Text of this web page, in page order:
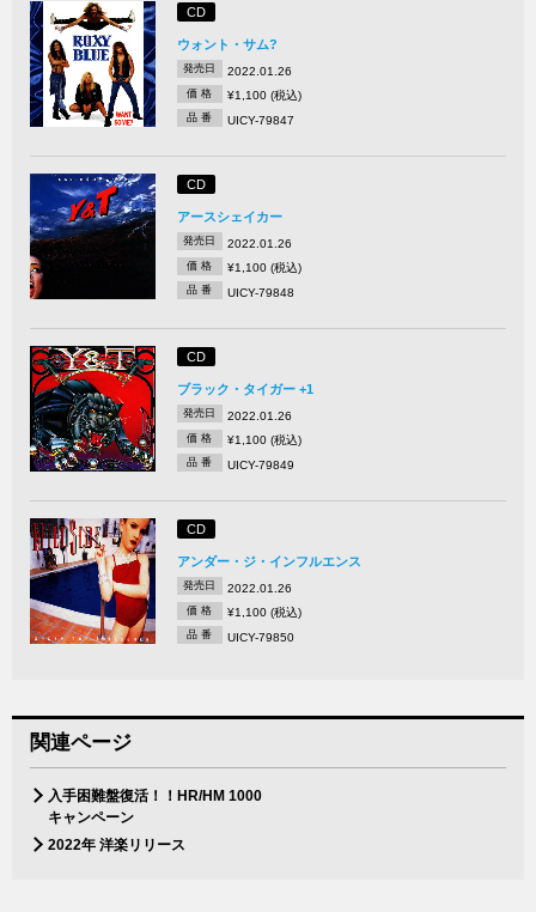
CD
ウォント・サム?
発売日 2022.01.26
価 格 ¥1,100 (税込)
品 番 UICY-79847
CD
アースシェイカー
発売日 2022.01.26
価 格 ¥1,100 (税込)
品 番 UICY-79848
CD
ブラック・タイガー +1
発売日 2022.01.26
価 格 ¥1,100 (税込)
品 番 UICY-79849
CD
アンダー・ジ・インフルエンス
発売日 2022.01.26
価 格 ¥1,100 (税込)
品 番 UICY-79850
関連ページ
入手困難盤復活！！HR/HM 1000
キャンペーン
2022年 洋楽リリース